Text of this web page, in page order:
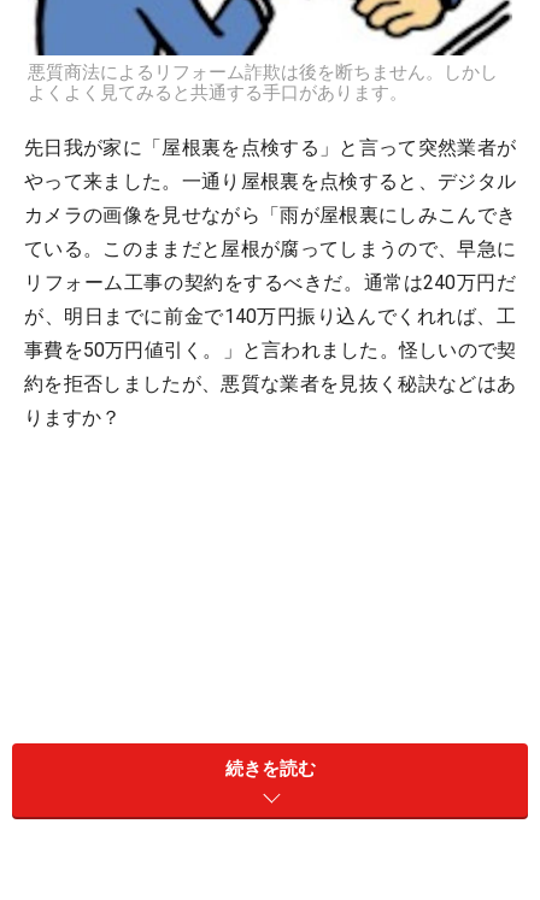
悪質商法によるリフォーム詐欺は後を断ちません。しかし
よくよく見てみると共通する手口があります。
先日我が家に「屋根裏を点検する」と言って突然業者が
やって来ました。一通り屋根裏を点検すると、デジタル
カメラの画像を見せながら「雨が屋根裏にしみこんでき
ている。このままだと屋根が腐ってしまうので、早急に
リフォーム工事の契約をするべきだ。通常は240万円だ
が、明日までに前金で140万円振り込んでくれれば、工
事費を50万円値引く。」と言われました。怪しいので契
約を拒否しましたが、悪質な業者を見抜く秘訣などはあ
りますか？
続きを読む